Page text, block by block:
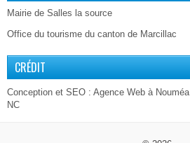
Mairie de Salles la source
Office du tourisme du canton de Marcillac
CRÉDIT
Conception et SEO : Agence Web à Nouméa
NC